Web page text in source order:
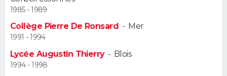
VOYAGE
1985 - 1989
Collège Pierre De Ronsard - Mer
1991 - 1994
Lycée Augustin Thierry- Blois
1994 - 1998